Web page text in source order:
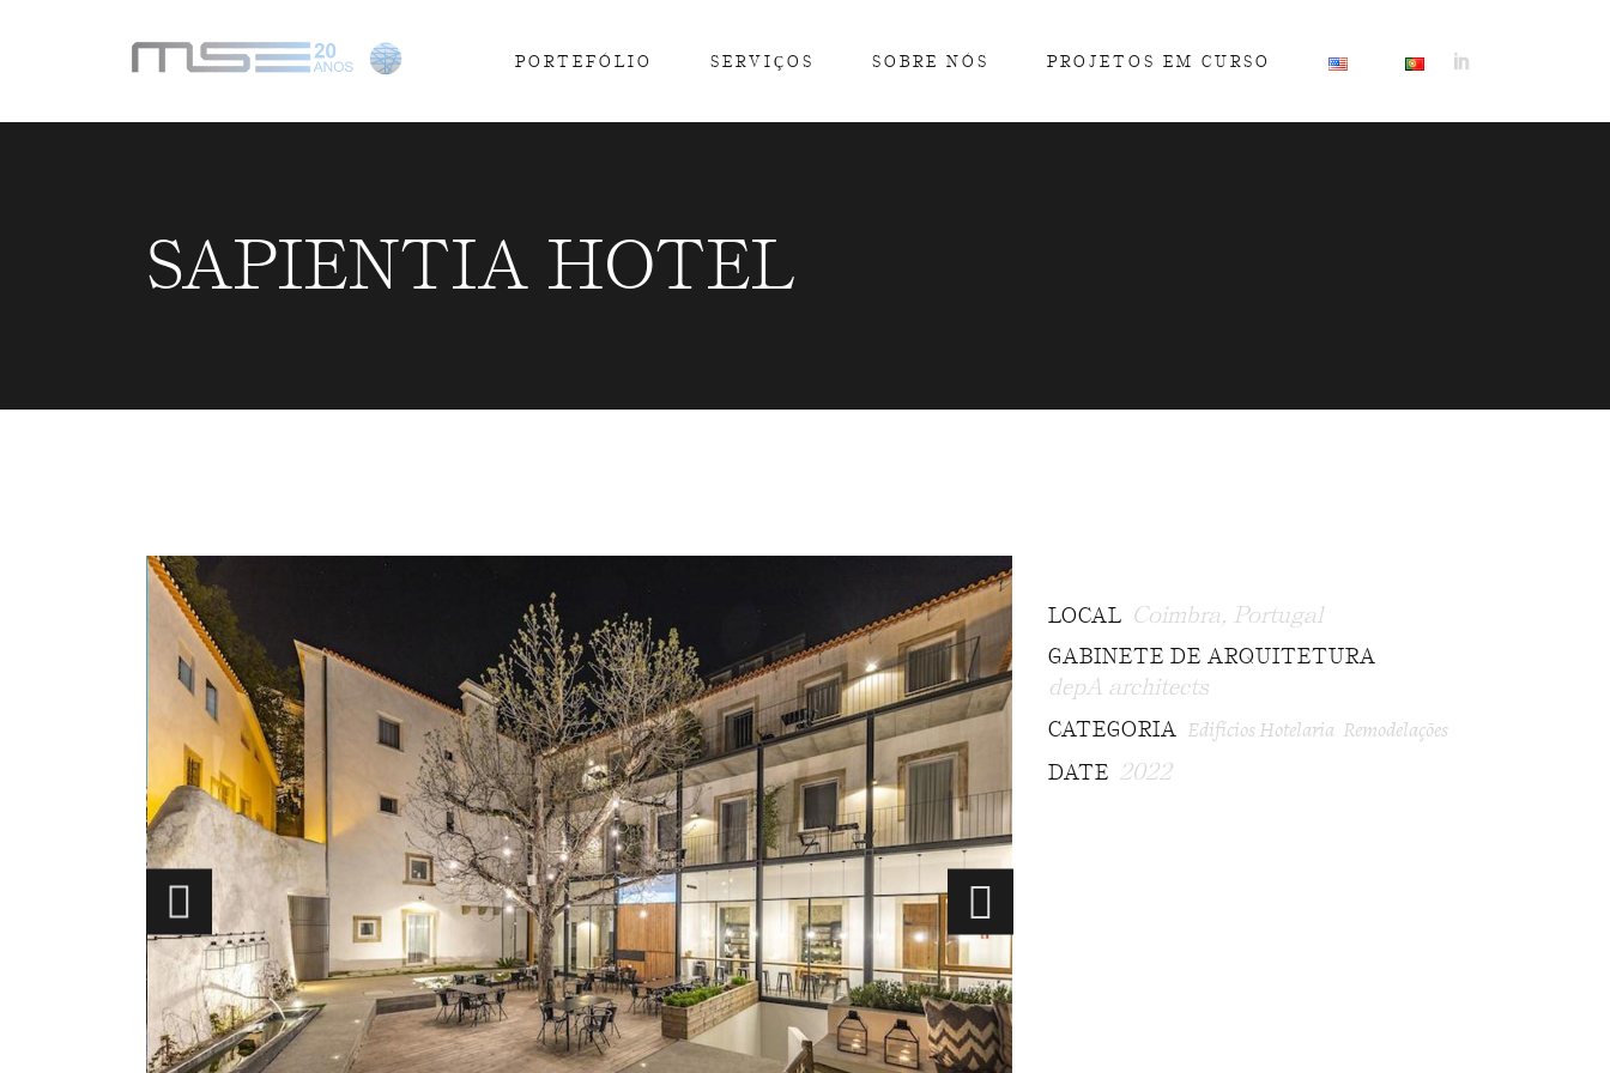
PORTEFÓLIO SERVIÇOS SOBRE NÓS PROJETOS EM CURSO
SAPIENTIA HOTEL
LOCAL Coimbra, Portugal
GABINETE DE ARQUITETURA
depA architects
CATEGORIA Edifícios Hotelaria Remodelações
DATE 2022